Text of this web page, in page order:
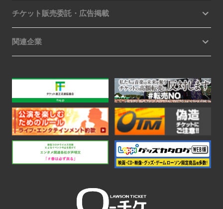
チケット販売委託・広告掲載
関連企業